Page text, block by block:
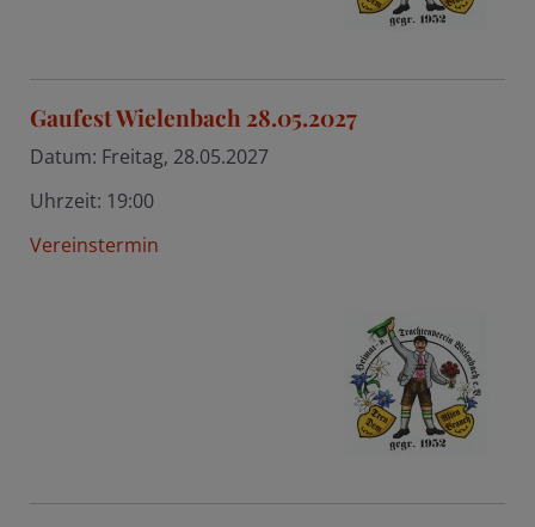
Gaufest Wielenbach 28.05.2027
Datum: Freitag, 28.05.2027
Uhrzeit: 19:00
Vereinstermin